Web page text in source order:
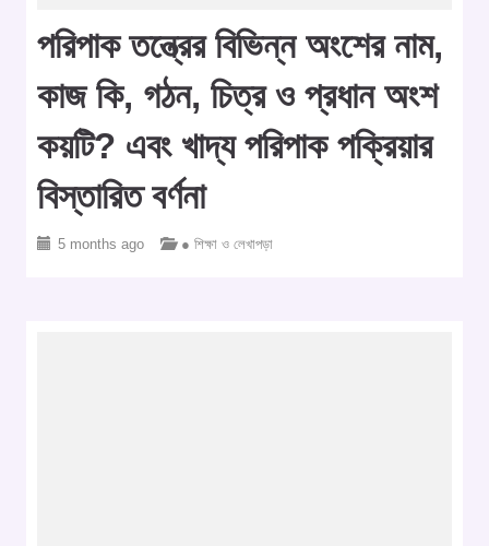
পরিপাক তন্ত্রের বিভিন্ন অংশের নাম,
কাজ কি, গঠন, চিত্র ও প্রধান অংশ
কয়টি? এবং খাদ্য পরিপাক পক্রিয়ার
বিস্তারিত বর্ণনা
5 months ago ● শিক্ষা ও লেখাপড়া